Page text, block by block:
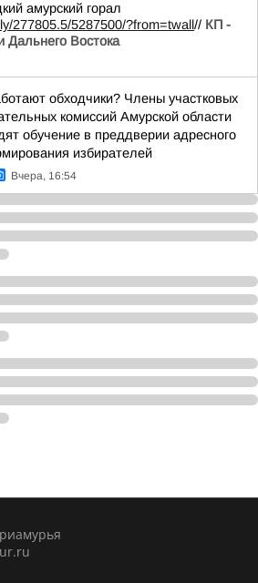
амурский горал
277805.5/5287500/?from=twall// КП -
Дальнего Востока
обходчики? Члены участковых
комиссий Амурской области
обучение в преддверии адресного
избирателей
Вчера, 16:54